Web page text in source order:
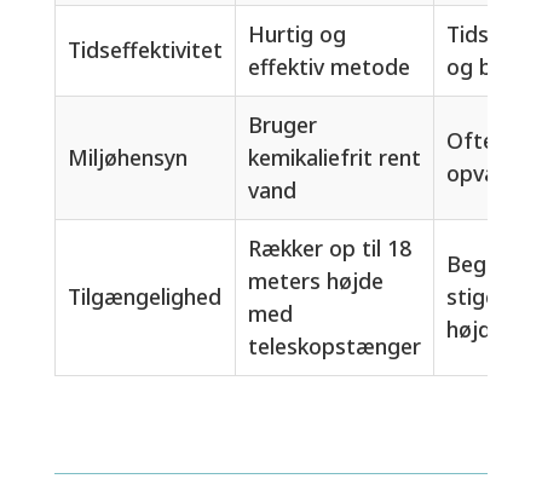
Tidseffektivitet
Hurtig og
effektiv metode
og
Miljøhensyn
Bruger
kemikaliefrit rent
vand
Ofte
Tilgængelighed
Rækker op til 18
meters højde
med
teleskopstænger
stiger og
højde